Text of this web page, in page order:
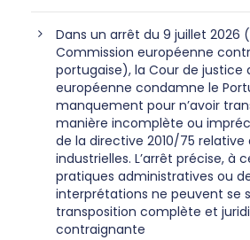
Dans un arrêt du 9 juillet 2026
Commission européenne
portugaise), la Cour de justice
européenne condamne le
manquement pour n’avoir
manière incomplète ou
de la directive 2010/75 relative
industrielles. L’arrêt précise, à
pratiques administratives ou
interprétations ne peuvent se
transposition complète et
contraignante